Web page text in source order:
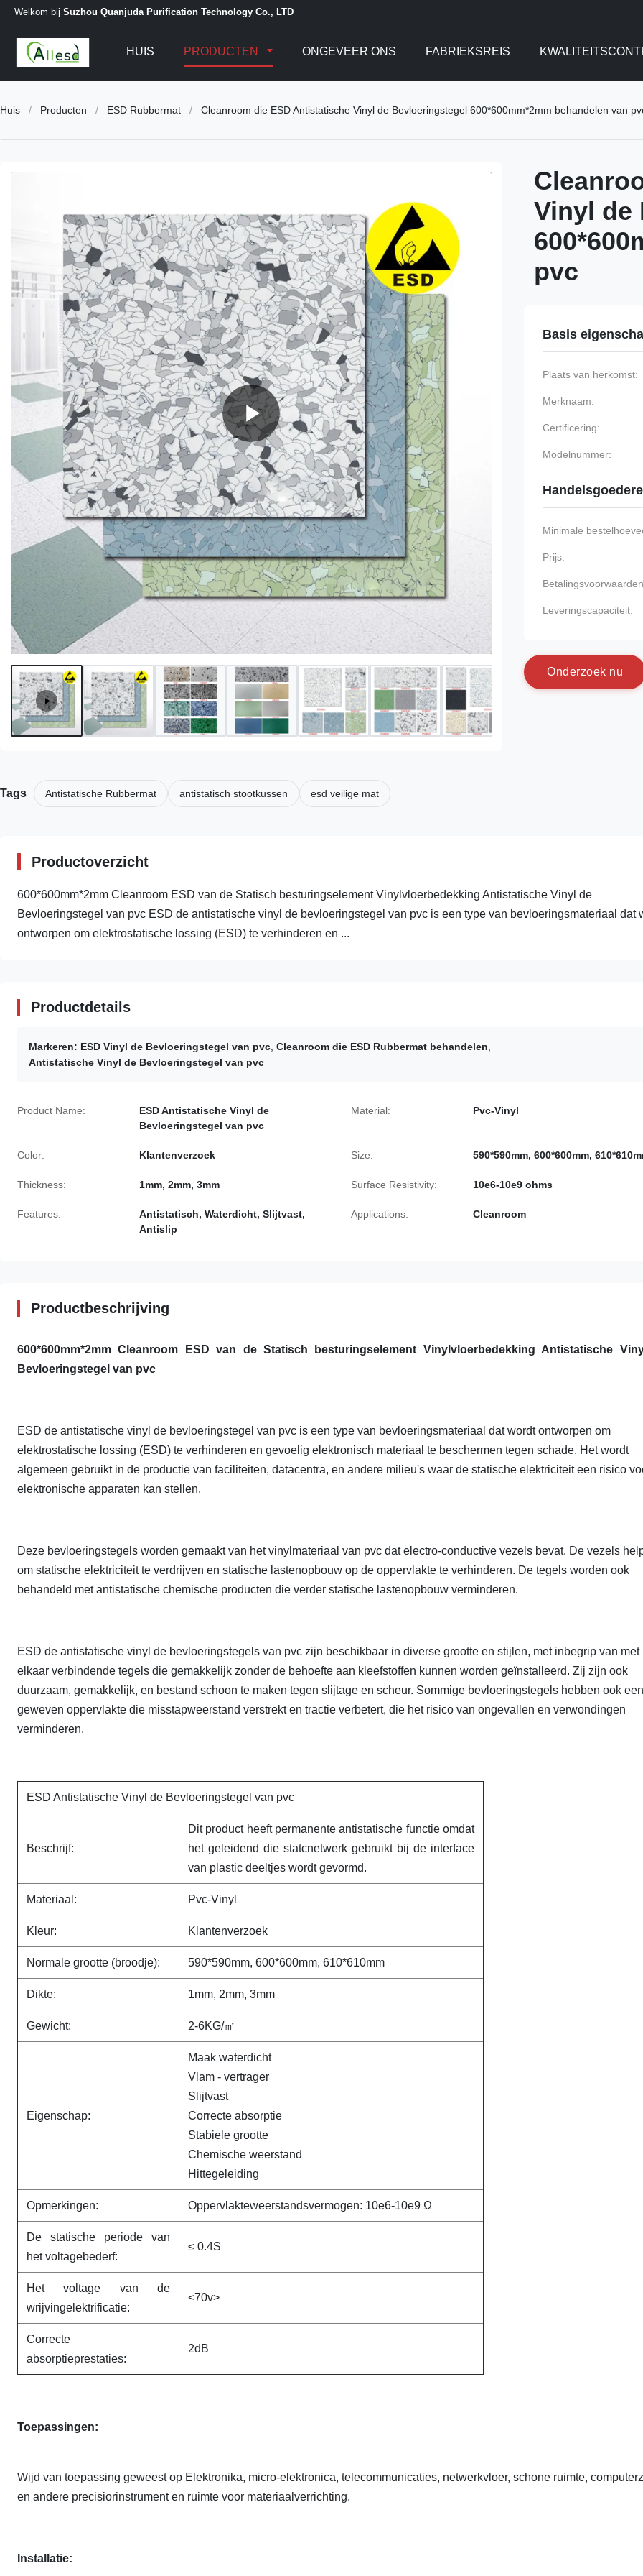
Welkom bij Suzhou Quanjuda Purification Technology Co., LTD
HUIS PRODUCTEN ONGEVEER ONS FABRIEKSREIS
Huis / Producten / ESD Rubbermat / Cleanroom die ESD Antistatische Vinyl de Bevloeringstegel 600*600mm*2mm behandelen van
Vinyl de
pvc
Basis
Plaats van herkomst:
Merknaam:
Certificering:
Modelnummer:
Minimale
Prijs:
Leveringscapaciteit:
Onderzoek nu
Tags Antistatische Rubbermat antistatisch stootkussen esd veilige mat
Productoverzicht
600*600mm*2mm Cleanroom ESD van de Statisch besturingselement Vinylvloerbedekking Antistatische Vinyl de
Bevloeringstegel van pvc ESD de antistatische vinyl de bevloeringstegel van pvc is een type van bevloeringsmateriaal dat
ontworpen om elektrostatische lossing (ESD) te verhinderen en ...
Productdetails
Markeren: ESD Vinyl de Bevloeringstegel van pvc Cleanroom die ESD Rubbermat behandelen
Antistatische Vinyl de Bevloeringstegel van pvc
Product Name:
ESD Antistatische Vinyl de
Bevloeringstegel van pvc
Material: Pvc-Vinyl
Color: Klantenverzoek Size: 590*590mm, 600*600mm,
Thickness: 1mm, 2mm, 3mm Surface Resistivity: 10e6-10e9 ohms
Features:
Antistatisch, Waterdicht, Slijtvast,
Antislip
Applications: Cleanroom
Productbeschrijving
600*600mm*2mm Cleanroom ESD van de Statisch besturingselement Vinylvloerbedekking Antistatische
Bevloeringstegel van pvc
ESD de antistatische vinyl de bevloeringstegel van pvc is een type van bevloeringsmateriaal dat wordt ontworpen om
elektrostatische lossing (ESD) te verhinderen en gevoelig elektronisch materiaal te beschermen tegen schade. Het wordt
algemeen gebruikt in de productie van faciliteiten, datacentra, en andere milieu's waar de statische elektriciteit een risico
elektronische apparaten kan stellen.
Deze bevloeringstegels worden gemaakt van het vinylmateriaal van pvc dat electro-conductive vezels bevat. De vezels
om statische elektriciteit te verdrijven en statische lastenopbouw op de oppervlakte te verhinderen. De tegels worden ook
behandeld met antistatische chemische producten die verder statische lastenopbouw verminderen.
ESD de antistatische vinyl de bevloeringstegels van pvc zijn beschikbaar in diverse grootte en stijlen, met inbegrip van met
elkaar verbindende tegels die gemakkelijk zonder de behoefte aan kleefstoffen kunnen worden geïnstalleerd. Zij zijn ook
duurzaam, gemakkelijk, en bestand schoon te maken tegen slijtage en scheur. Sommige bevloeringstegels hebben ook een
geweven oppervlakte die misstapweerstand verstrekt en tractie verbetert, die het risico van ongevallen en verwondingen
verminderen.
ESD Antistatische Vinyl de Bevloeringstegel van pvc
Beschrijf:
Dit product heeft permanente antistatische functie omdat
het geleidend die statcnetwerk gebruikt bij de interface
van plastic deeltjes wordt gevormd.
Materiaal: Pvc-Vinyl
Kleur: Klantenverzoek
Normale grootte (broodje): 590*590mm, 600*600mm, 610*610mm
Dikte: 1mm, 2mm, 3mm
Gewicht: 2-6KG/㎡
Eigenschap:
Maak waterdicht
Vlam - vertrager
Slijtvast
Correcte absorptie
Stabiele grootte
Chemische weerstand
Hittegeleiding
Opmerkingen: Oppervlakteweerstandsvermogen: 10e6-10e9 Ω
De statische periode van
het voltagebederf:
≤ 0.4S
Het voltage van de
wrijvingelektrificatie:
<70v>
Correcte
absorptieprestaties:
2dB
Toepassingen:
Wijd van toepassing geweest op Elektronika, micro-elektronica, telecommunicaties, netwerkvloer, schone ruimte,
en andere precisiorinstrument en ruimte voor materiaalverrichting.
Installatie: